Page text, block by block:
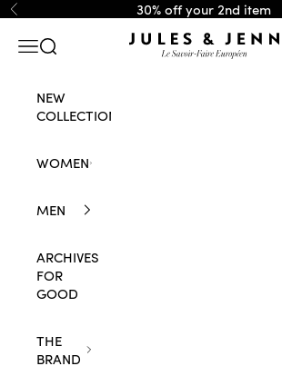
Skip to content
Previous 30% off your 2nd item
JULES & JENN
Navigation menu
Search
NEW
COLLECTION
WOMEN
MEN
ARCHIVES
FOR
GOOD
THE
BRAND